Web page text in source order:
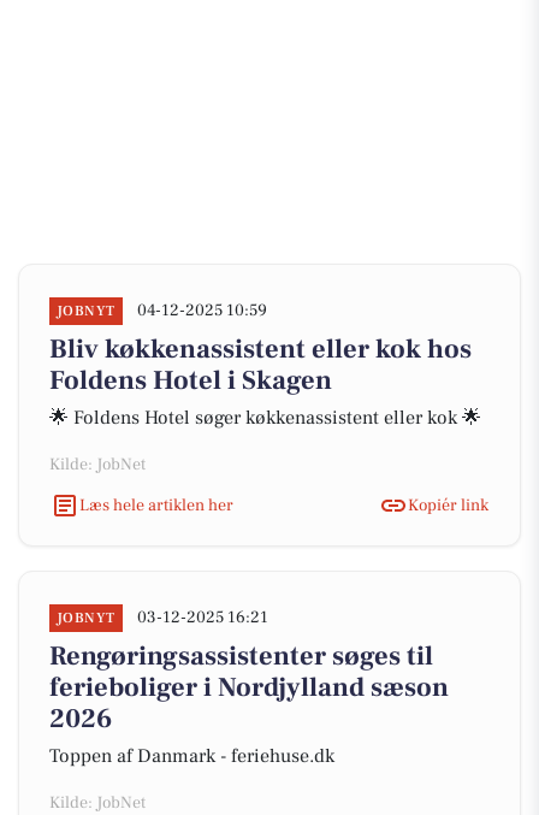
JOBNYT 04-12-2025 10:59
Bliv køkkenassistent eller kok hos
Foldens Hotel i Skagen
🌟 Foldens Hotel søger køkkenassistent eller kok 🌟
Kilde: JobNet
Læs hele artiklen her
Kopiér link
JOBNYT 03-12-2025 16:21
Rengøringsassistenter søges til
ferieboliger i Nordjylland sæson
2026
Toppen af Danmark - feriehuse.dk
Kilde: JobNet